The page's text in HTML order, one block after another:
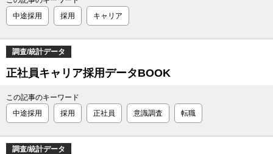
中途採用
採用 キャリア
調査/統計データ
正社員キャリア採用データBOOK
この記事のキーワード
中途採用
採用 正社員 意識調査 転職
調査/統計データ